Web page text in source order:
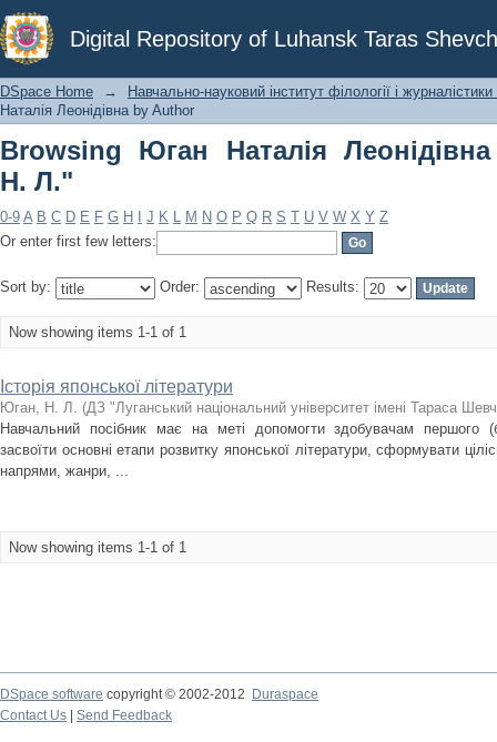
Digital Repository of Luhansk Taras
Browsing Юган Наталія Леонідівна
DSpace Home →
Навчально-науковий інститут філології і
Наталія Леонідівна by Author
Browsing Юган Наталія
Н. Л."
0-9 A B C D E F G H J K L M N O P Q R S T U V W X Y Z
Or enter first few letters:
Sort by: Order: Results:
Now showing items 1-1 of 1
Історія японської літератури
Юган, Н. Л. (ДЗ "Луганський національний університет імені Тараса
Навчальний посібник має на меті допомогти здобувачам першого
засвоїти основні етапи розвитку японської літератури, сформувати
напрями, жанри, ...
Now showing items 1-1 of 1
DSpace software copyright © 2002-2012
Duraspace
Contact Us
Send Feedback